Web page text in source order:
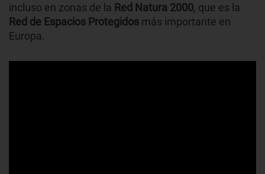
incluso en zonas de la Red Natura 2000, que es la
Red de Espacios Protegidos más importante en
Europa.